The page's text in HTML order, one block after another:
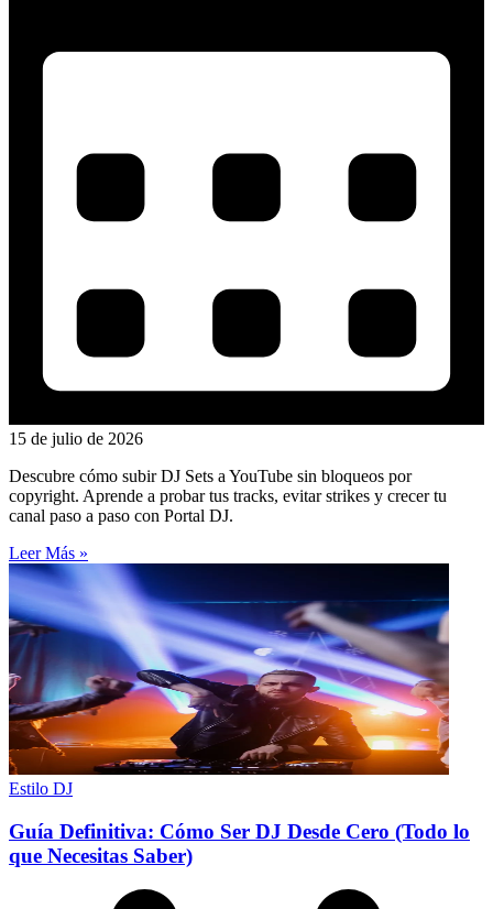
15 de julio de 2026
Descubre cómo subir DJ Sets a YouTube sin bloqueos por
copyright. Aprende a probar tus tracks, evitar strikes y crecer tu
canal paso a paso con Portal DJ.
Leer Más »
Estilo DJ
Guía Definitiva: Cómo Ser DJ Desde Cero (Todo lo
que Necesitas Saber)